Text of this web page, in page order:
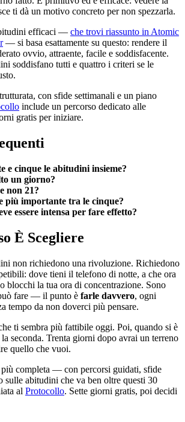
ti dà un motivo concreto per non spezzarla.
efficaci — che trovi riassunto in Atomic
— si basa esattamente su questo: rendere il
ovvio, attraente, facile e soddisfacente.
soddisfano tutti e quattro i criteri se le
con sfide settimanali e un piano
include un percorso dedicato alle
gratis per iniziare.
e cinque le abitudini insieme?
un giorno?
non 21?
più importante tra le cinque?
essere intensa per fare effetto?
È Scegliere
non richiedono una rivoluzione. Richiedono
dove tieni il telefono di notte, a che ora
blocchi la tua ora di concentrazione. Sono
fare — il punto è farle davvero, ogni
tempo da non doverci più pensare.
ti sembra più fattibile oggi. Poi, quando si è
seconda. Trenta giorni dopo avrai un terreno
quello che vuoi.
più completa — con percorsi guidati, sfide
sulle abitudini che va ben oltre questi 30
al Protocollo. Sette giorni gratis, poi decidi